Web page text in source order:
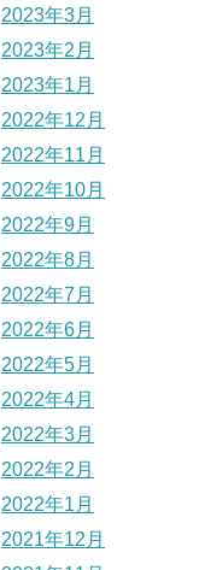
2023年3月
2023年2月
2023年1月
2022年12月
2022年11月
2022年10月
2022年9月
2022年8月
2022年7月
2022年6月
2022年5月
2022年4月
2022年3月
2022年2月
2022年1月
2021年12月